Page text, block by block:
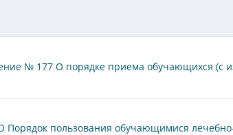
№ 177 О порядке приема обучающихся (с
Порядок пользования обучающимися